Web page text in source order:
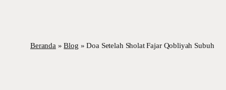
Beranda »Blog »Doa Setelah Sholat Fajar Qobliyah Subuh